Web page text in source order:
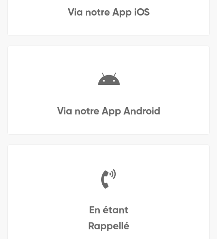
Via notre App iOS
Via notre App Android
En étant
Rappellé